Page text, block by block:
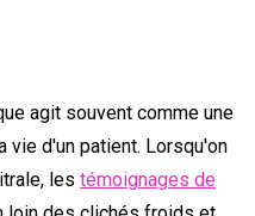
agit souvent comme une
vie d'un patient. Lorsqu'on
les témoignages de